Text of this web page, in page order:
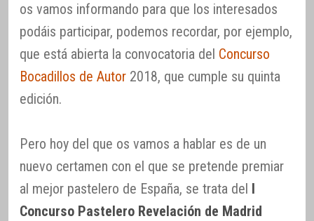
os vamos informando para que los interesados
podáis participar, podemos recordar, por ejemplo,
que está abierta la convocatoria del Concurso
Bocadillos de Autor 2018, que cumple su quinta
edición.
Pero hoy del que os vamos a hablar es de un
nuevo certamen con el que se pretende premiar
al mejor pastelero de España, se trata del I
Concurso Pastelero Revelación de Madrid